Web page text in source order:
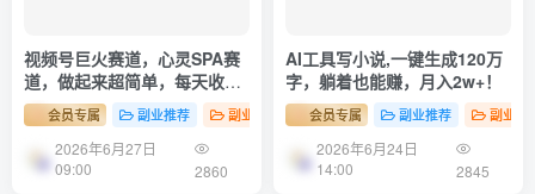
视频号巨火赛道，心灵SPA赛
道，做起来超简单，每天收益
800+！
会员专属 副业推荐 副业项目
2026年6月27日
09:00
2860
AI工具写小说,一键生成120万
字，躺着也能赚，月入2w+！
会员专属 副业推荐 副业项
2026年6月24日
14:00
2845